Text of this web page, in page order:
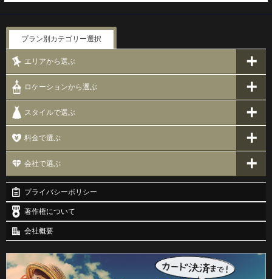
プラン別カテゴリー選択
エリアから選ぶ
ロケーションから選ぶ
スタイルで選ぶ
料金で選ぶ
会社で選ぶ
プライバシーポリシー
著作権について
会社概要